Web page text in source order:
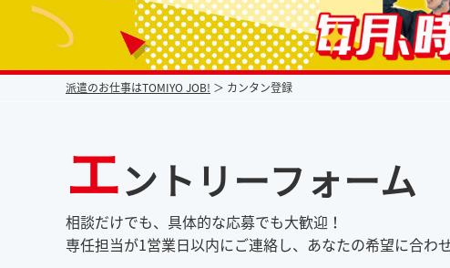
派遣なら毎月時給が上がるトミヨジョブ
派遣のお仕事はTOMIYO JOB! カンタン登録
エントリーフォーム
相談だけでも、具体的な応募でも大歓迎！
専任担当が1営業日以内にご連絡し、あなたの希望に合わ